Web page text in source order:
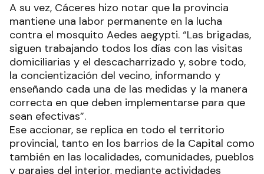
A su vez, Cáceres hizo notar que la provincia
mantiene una labor permanente en la lucha
contra el mosquito Aedes aegypti. “Las brigadas,
siguen trabajando todos los días con las visitas
domiciliarias y el descacharrizado y, sobre todo,
la concientización del vecino, informando y
enseñando cada una de las medidas y la manera
correcta en que deben implementarse para que
sean efectivas”.
Ese accionar, se replica en todo el territorio
provincial, tanto en los barrios de la Capital como
también en las localidades, comunidades, pueblos
y parajes del interior, mediante actividades